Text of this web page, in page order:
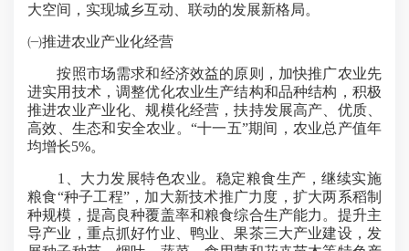
大空间，实现城乡互动、联动的发展新格局。
㈠推进农业产业化经营
按照市场需求和经济效益的原则，加快推广农业先
进实用技术，调整优化农业生产结构和品种结构，积极
推进农业产业化、规模化经营，扶持发展高产、优质、
高效、生态和安全农业。“十一五”期间，农业总产值年
均增长5%。
1、大力发展特色农业。稳定粮食生产，继续实施
粮食“种子工程”，加大新技术推广力度，扩大两系稻制
种规模，提高良种覆盖率和粮食综合生产能力。提升主
导产业，重点抓好竹业、鸭业、果茶三大产业建设，发